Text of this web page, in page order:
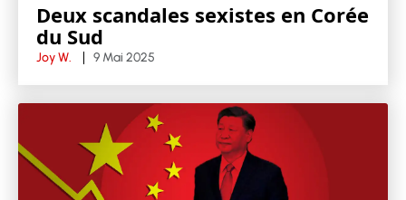
Deux scandales sexistes en Corée
du Sud
Joy W. 9 Mai 2025